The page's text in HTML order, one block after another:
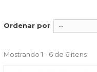
Ordenar por --
Mostrando 1 - 6 de 6 itens